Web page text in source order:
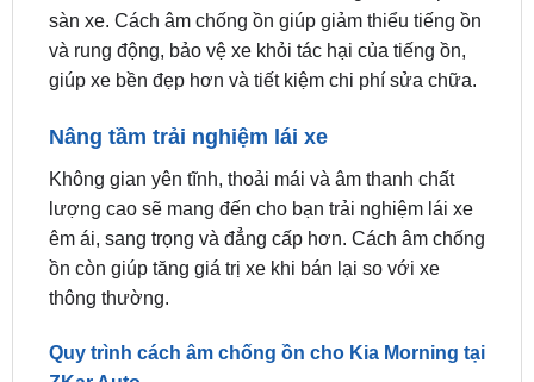
Bảo vệ xe
Tiếng ồn và rung động là nguyên nhân chính gây
hao mòn các chi tiết nội thất xe như ghế da, taplo,
và rung động, bảo vệ xe khỏi tác hại của tiếng ồn,
giúp xe bền đẹp hơn và tiết kiệm chi phí sửa chữa.
Nâng tầm trải nghiệm lái xe
Không gian yên tĩnh, thoải mái và âm thanh chất
lượng cao sẽ mang đến cho bạn trải nghiệm lái xe
ồn còn giúp tăng giá trị xe khi bán lại so với xe